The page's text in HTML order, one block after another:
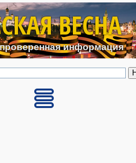
Перейти к основному
ВЕСНА
информация